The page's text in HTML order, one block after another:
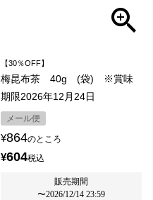
【30％OFF】
梅昆布茶 40g (袋) ※賞味
期限2026年12月24日
メール便
¥864のところ
¥604税込
販売期間
〜2026/12/14 23:59